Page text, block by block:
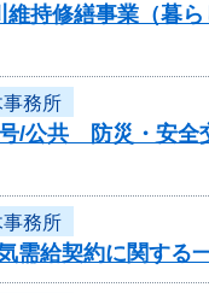
持修繕事業（暮
務所
/公共 防災・安
務所
需給契約に関する